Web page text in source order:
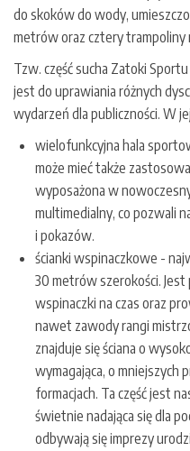
do skoków do wody,
metrów oraz cztery trampoliny
Tzw. część sucha Zatoki
jest do uprawiania różnych
wydarzeń dla publiczności. W
wielofunkcyjna hala
może mieć także
wyposażona w
multimedialny, co pozwali
i pokazów.
ścianki wspinaczkowe -
30 metrów szerokości. Jest
wspinaczki na czas oraz
nawet zawody rangi
znajduje się ściana o
wymagająca, o mniejszych
formacjach. Ta część jest
świetnie nadająca się dla
odbywają się imprezy